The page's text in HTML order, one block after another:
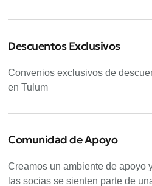
Descuentos Exclusivos
Convenios exclusivos de
en Tulum
Comunidad de Apoyo
Creamos un ambiente de apoyo
las socias se sienten parte de